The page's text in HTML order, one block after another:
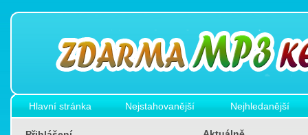
Hlavní stránka Nejstahovanější Nejhledanější